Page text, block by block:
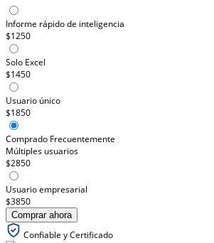
Informe rápido de inteligencia
$1250
Solo Excel
$1450
Usuario único
$1850
Comprado Frecuentemente
Múltiples usuarios
$2850
Usuario empresarial
$3850
Comprar ahora
Confiable y Certificado